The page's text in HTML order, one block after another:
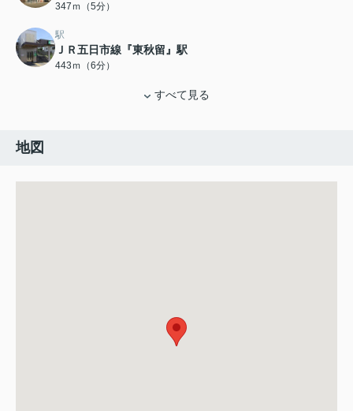
347ｍ（5分）
駅
ＪＲ五日市線『東秋留』駅
443ｍ（6分）
すべて見る
地図